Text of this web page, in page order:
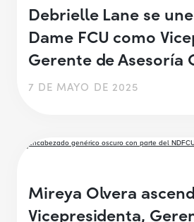
Debrielle Lane se
Dame FCU como
Gerente de Asesoría
7 DE MAYO DE 2025
Mireya Olvera
Vicepresidenta,